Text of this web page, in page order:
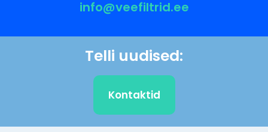
info@veefiltrid.ee
Telli uudised:
Kontaktid